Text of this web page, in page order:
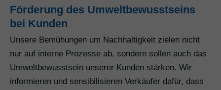
Förderung des Umweltbewusstseins
bei Kunden
Unsere Bemühungen um Nachhaltigkeit zielen nicht
nur auf interne Prozesse ab, sondern sollen auch das
Umweltbewusstsein unserer Kunden stärken. Wir
informieren und sensibilisieren Verkäufer dafür, dass